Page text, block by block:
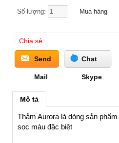
Số lượng:
Chia sẻ
Send
Mail
Chat
Skype
Mô tả
Thảm Aurora là dòng sản
sọc màu đặc biệt